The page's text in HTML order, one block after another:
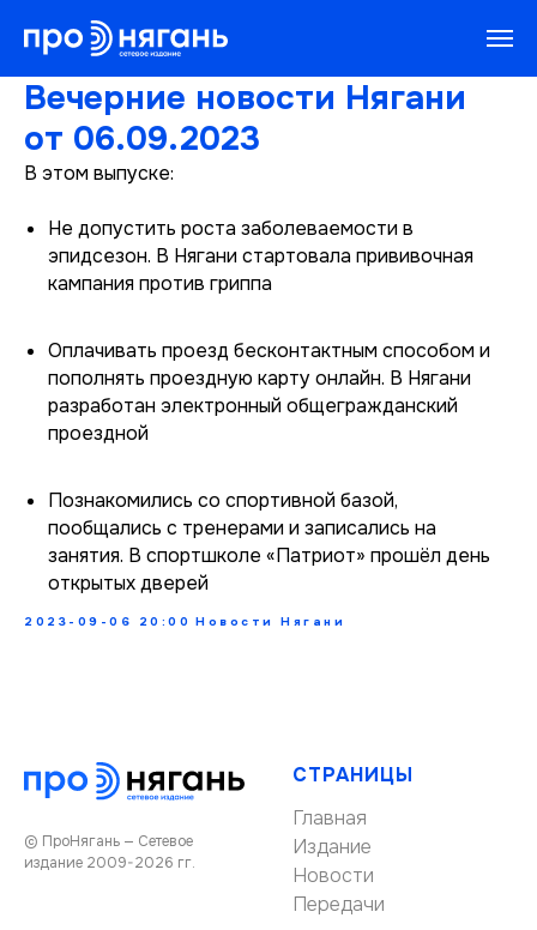
Вечерние новости Нягани
от 06.09.2023
В этом выпуске:
Не допустить роста заболеваемости в
эпидсезон. В Нягани стартовала прививочная
кампания против гриппа
Оплачивать проезд бесконтактным способом и
пополнять проездную карту онлайн. В Нягани
разработан электронный общегражданский
проездной
Познакомились со спортивной базой,
пообщались с тренерами и записались на
занятия. В спортшколе «Патриот» прошёл день
открытых дверей
2023-09-06 20:00 Новости Нягани
© ПроНягань — Сетевое
издание 2009-2026 гг.
СТРАНИЦЫ
Главная
Издание
Новости
Передачи